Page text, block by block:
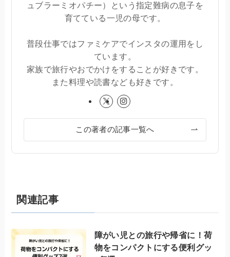
ュブラーミオパチー）という指定難病の息子を
育てている一児の母です。
普段仕事ではファミケアでインスタの運用をし
ています。
家族で旅行やおでかけをすることが好きです。
また料理や読書なども好きです。
この著者の記事一覧へ
関連記事
障がい児との旅行や帰省に！荷
物をコンパクトにする便利グッ